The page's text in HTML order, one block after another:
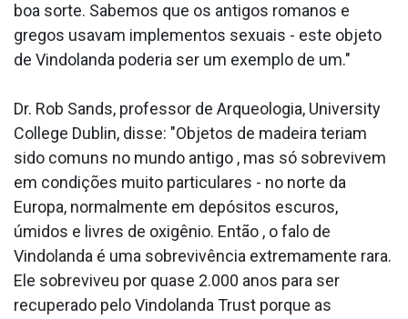
boa sorte. Sabemos que os antigos romanos e
gregos usavam implementos sexuais - este objeto
de Vindolanda poderia ser um exemplo de um."
Dr. Rob Sands, professor de Arqueologia, University
College Dublin, disse: "Objetos de madeira teriam
sido comuns no mundo antigo , mas só sobrevivem
em condições muito particulares - no norte da
Europa, normalmente em depósitos escuros,
úmidos e livres de oxigênio. Então , o falo de
Vindolanda é uma sobrevivência extremamente rara.
Ele sobreviveu por quase 2.000 anos para ser
recuperado pelo Vindolanda Trust porque as